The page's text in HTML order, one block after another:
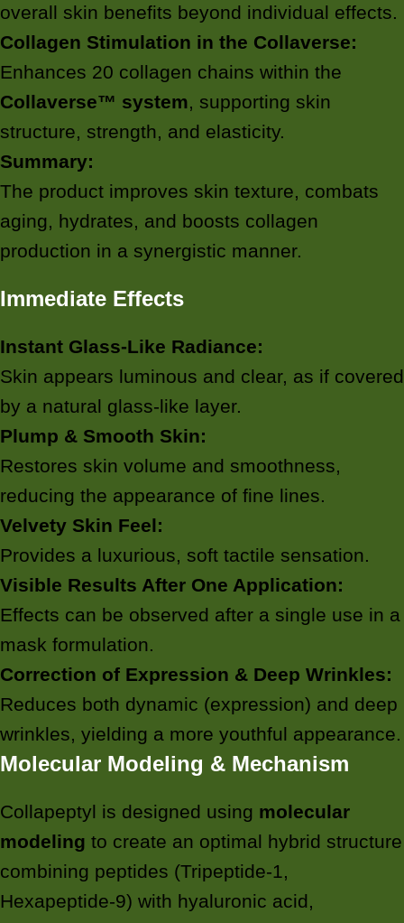
overall skin benefits beyond individual effects.
Collagen Stimulation in the Collaverse:
Enhances 20 collagen chains within the
Collaverse™ system, supporting skin
structure, strength, and elasticity.
Summary:
The product improves skin texture, combats
aging, hydrates, and boosts collagen
production in a synergistic manner.
Immediate Effects
Instant Glass-Like Radiance:
Skin appears luminous and clear, as if covered
by a natural glass-like layer.
Plump & Smooth Skin:
Restores skin volume and smoothness,
reducing the appearance of fine lines.
Velvety Skin Feel:
Provides a luxurious, soft tactile sensation.
Visible Results After One Application:
Effects can be observed after a single use in a
mask formulation.
Correction of Expression & Deep Wrinkles:
Reduces both dynamic (expression) and deep
wrinkles, yielding a more youthful appearance.
Molecular Modeling & Mechanism
Collapeptyl is designed using molecular
modeling to create an optimal hybrid structure
combining peptides (Tripeptide-1,
Hexapeptide-9) with hyaluronic acid,